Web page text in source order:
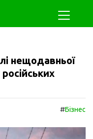
нещодавньої
#Бізнес